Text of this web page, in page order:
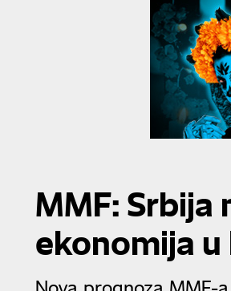
MMF: Srbija
ekonomija u